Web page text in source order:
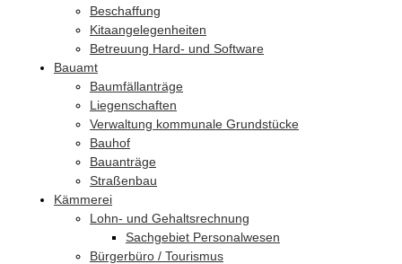
Beschaffung
Kitaangelegenheiten
Betreuung Hard- und Software
Bauamt
Baumfällanträge
Liegenschaften
Verwaltung kommunale Grundstücke
Bauhof
Bauanträge
Straßenbau
Kämmerei
Lohn- und Gehaltsrechnung
Sachgebiet Personalwesen
Bürgerbüro / Tourismus